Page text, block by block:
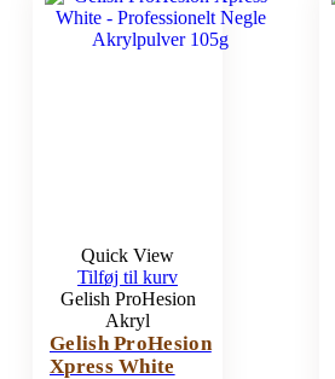
Quick View
Tilføj til kurv
Gelish ProHesion
Akryl
Gelish ProHesion
Xpress White